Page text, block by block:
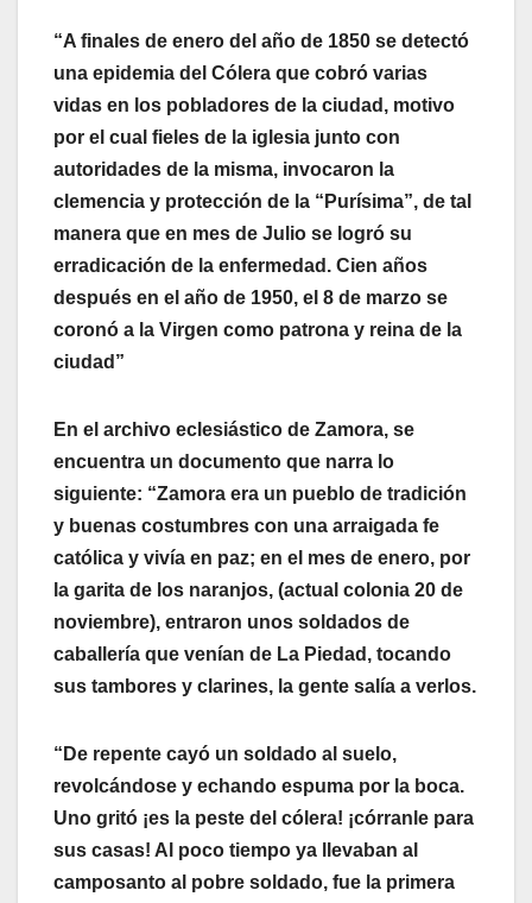
“A finales de enero del año de 1850 se detectó
una epidemia del Cólera que cobró varias
vidas en los pobladores de la ciudad, motivo
por el cual fieles de la iglesia junto con
autoridades de la misma, invocaron la
clemencia y protección de la “Purísima”, de tal
manera que en mes de Julio se logró su
erradicación de la enfermedad. Cien años
después en el año de 1950, el 8 de marzo se
coronó a la Virgen como patrona y reina de la
ciudad”
En el archivo eclesiástico de Zamora, se
encuentra un documento que narra lo
siguiente: “Zamora era un pueblo de tradición
y buenas costumbres con una arraigada fe
católica y vivía en paz; en el mes de enero, por
la garita de los naranjos, (actual colonia 20 de
noviembre), entraron unos soldados de
caballería que venían de La Piedad, tocando
sus tambores y clarines, la gente salía a verlos.
“De repente cayó un soldado al suelo,
revolcándose y echando espuma por la boca.
Uno gritó ¡es la peste del cólera! ¡córranle para
sus casas! Al poco tiempo ya llevaban al
camposanto al pobre soldado, fue la primera